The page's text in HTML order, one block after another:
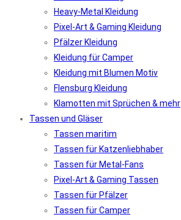
Heavy-Metal Kleidung
Pixel-Art & Gaming Kleidung
Pfälzer Kleidung
Kleidung für Camper
Kleidung mit Blumen Motiv
Flensburg Kleidung
Klamotten mit Sprüchen & mehr
Tassen und Gläser
Tassen maritim
Tassen für Katzenliebhaber
Tassen für Metal-Fans
Pixel-Art & Gaming Tassen
Tassen für Pfälzer
Tassen für Camper